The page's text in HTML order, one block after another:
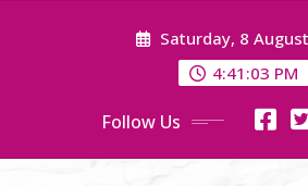
Saturday, 8
4:41:05 PM
Follow Us